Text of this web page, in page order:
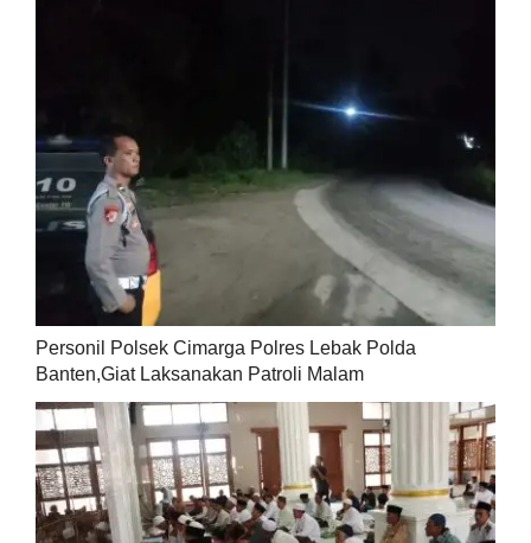
Personil Polsek Cimarga Polres Lebak Polda
Banten,Giat Laksanakan Patroli Malam